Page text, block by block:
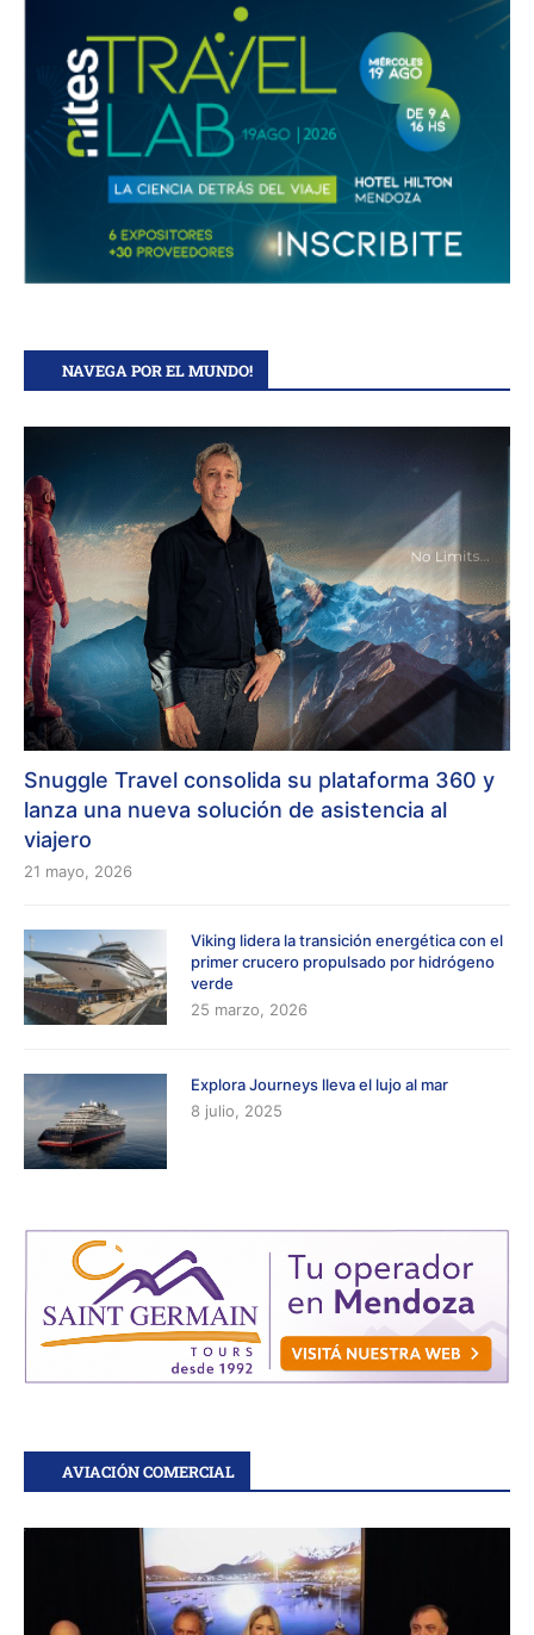
NAVEGA POR EL MUNDO!
Snuggle Travel consolida su plataforma 360 y
lanza una nueva solución de asistencia al
viajero
21 mayo, 2026
Viking lidera la transición energética con el
primer crucero propulsado por hidrógeno
verde
25 marzo, 2026
Explora Journeys lleva el lujo al mar
8 julio, 2025
AVIACIÓN COMERCIAL